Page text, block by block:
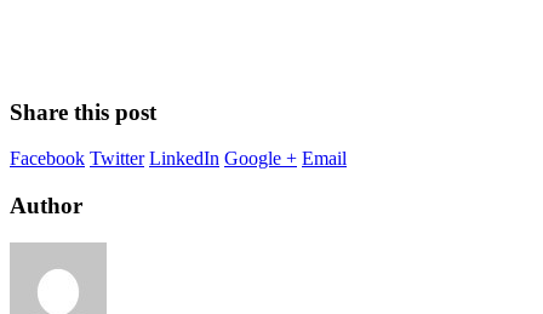
Share this post
Facebook Twitter LinkedIn Google + Email
Author